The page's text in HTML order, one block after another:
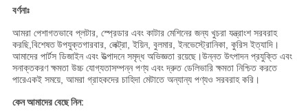
বর্ণনাঃ
আমরা পেশাগতভাবে প্লটার, স্প্রেডার এবং কাটার মেশিনের জন্য খুচরা যন্ত্রাংশ সরবরাহ
করছি,বিশেষত উপযুক্তগারবার, লেক্ট্রা, ইয়িন, বুলমার, ইনভেস্ট্রোনিকা, কুরিস ইত্যাদি।
আমাদের পার্টস ডিজাইন এবং উত্পাদনে সমৃদ্ধ অভিজ্ঞতা রয়েছে।উন্নত উৎপাদন প্রযুক্তি এবং
সনাক্তকরণ ক্ষমতা উচ্চ যোগ্যতাসম্পন্ন পণ্য এবং দ্রুত ডেলিভারি ক্ষমতা নিশ্চিত করতে
পারেএকই সময়ে, আমরা গ্রাহকদের চাহিদা মেটাতে অন্যান্য পণ্যও সরবরাহ করি।
কেন আমাদের বেছে নিন: